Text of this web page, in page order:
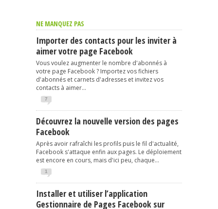
NE MANQUEZ PAS
Importer des contacts pour les inviter à
aimer votre page Facebook
Vous voulez augmenter le nombre d'abonnés à
votre page Facebook ? Importez vos fichiers
d'abonnés et carnets d'adresses et invitez vos
contacts à aimer...
7
Découvrez la nouvelle version des pages
Facebook
Après avoir rafraîchi les profils puis le fil d'actualité,
Facebook s'attaque enfin aux pages. Le déploiement
est encore en cours, mais d'ici peu, chaque...
1
Installer et utiliser l’application
Gestionnaire de Pages Facebook sur